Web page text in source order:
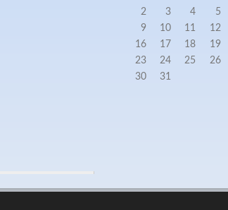
2
3 4 5
9
10 11 12
16
17 18 19
23
24 25 26
30
31